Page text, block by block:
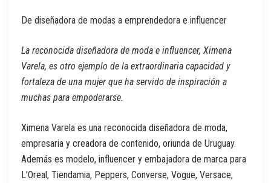
De diseñadora de modas a emprendedora e influencer
La reconocida diseñadora de moda e influencer, Ximena
Varela, es otro ejemplo de la extraordinaria capacidad y
fortaleza de una mujer que ha servido de inspiración a
muchas para empoderarse.
Ximena Varela es una reconocida diseñadora de moda,
empresaria y creadora de contenido, oriunda de Uruguay.
Además es modelo, influencer y embajadora de marca para
L’Oreal, Tiendamia, Peppers, Converse, Vogue, Versace,